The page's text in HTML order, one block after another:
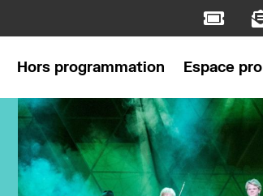
Hors programmation Espace pro